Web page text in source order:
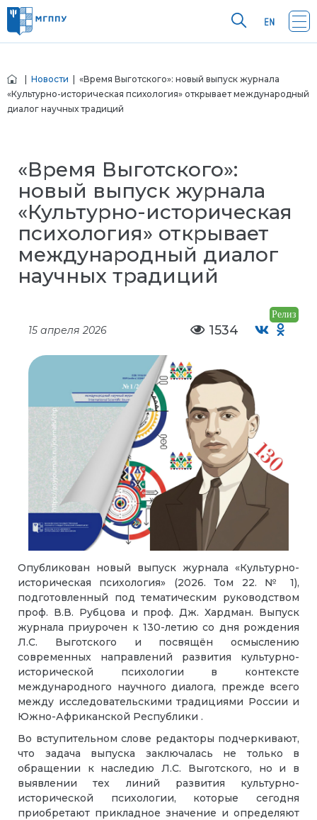
Новости | «Время Выготского»: новый выпуск журнала
«Культурно-историческая психология» открывает международный
диалог научных традиций
«Время Выготского»:
новый выпуск журнала
«Культурно-историческая
психология» открывает
международный диалог
научных традиций
Релиз
15 апреля 2026 1534
Опубликован новый выпуск журнала «Культурно-
историческая психология» (2026. Том 22. № 1),
подготовленный под тематическим руководством
проф. В.В. Рубцова и проф. Дж. Хардман. Выпуск
журнала приурочен к 130-летию со дня рождения
Л.С. Выготского и посвящён осмыслению
современных направлений развития культурно-
исторической психологии в контексте
международного научного диалога, прежде всего
между исследовательскими традициями России и
Южно-Африканской Республики .
Во вступительном слове редакторы подчеркивают,
что задача выпуска заключалась не только в
обращении к наследию Л.С. Выготского, но и в
выявлении тех линий развития культурно-
исторической психологии, которые сегодня
приобретают прикладное значение и определяют